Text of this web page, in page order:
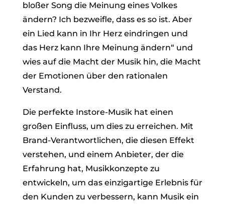
bloßer Song die Meinung eines Volkes
ändern? Ich bezweifle, dass es so ist. Aber
ein Lied kann in Ihr Herz eindringen und
das Herz kann Ihre Meinung ändern“ und
wies auf die Macht der Musik hin, die Macht
der Emotionen über den rationalen
Verstand.
Die perfekte Instore-Musik hat einen
großen Einfluss, um dies zu erreichen. Mit
Brand-Verantwortlichen, die diesen Effekt
verstehen, und einem Anbieter, der die
Erfahrung hat, Musikkonzepte zu
entwickeln, um das einzigartige Erlebnis für
den Kunden zu verbessern, kann Musik ein